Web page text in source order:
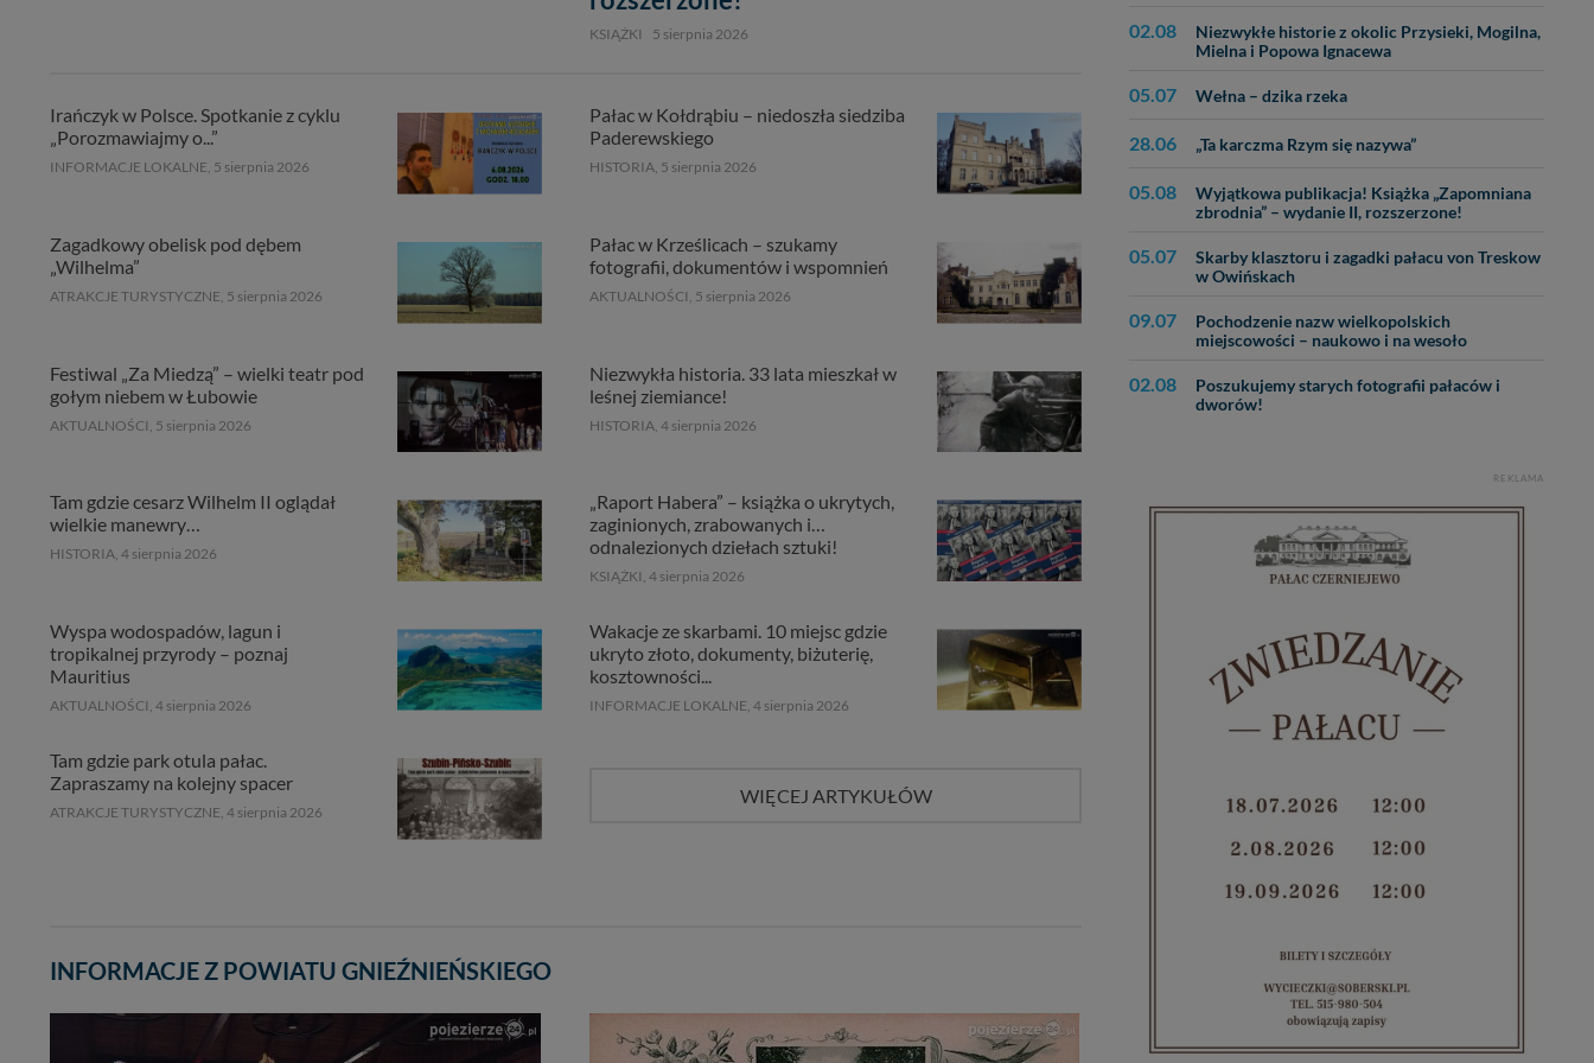
KSIĄŻKI 5 sierpnia 2026
Irańczyk w Polsce. Spotkanie z cyklu
„Porozmawiajmy o...”
INFORMACJE LOKALNE, 5 sierpnia 2026
Pałac w Kołdrąbiu – niedoszła siedziba
Paderewskiego
HISTORIA, 5 sierpnia 2026
Zagadkowy obelisk pod dębem
„Wilhelma”
ATRAKCJE TURYSTYCZNE, 5 sierpnia 2026
Pałac w Krześlicach – szukamy
fotografii, dokumentów i wspomnień
AKTUALNOŚCI, 5 sierpnia 2026
Festiwal „Za Miedzą” – wielki teatr pod
gołym niebem w Łubowie
AKTUALNOŚCI, 5 sierpnia 2026
Niezwykła historia. 33 lata mieszkał w
leśnej ziemiance!
HISTORIA, 4 sierpnia 2026
Tam gdzie cesarz Wilhelm II oglądał
wielkie manewry…
HISTORIA, 4 sierpnia 2026
„Raport Habera” – książka o ukrytych,
zaginionych, zrabowanych i…
odnalezionych dziełach sztuki!
KSIĄŻKI, 4 sierpnia 2026
Wyspa wodospadów, lagun i
tropikalnej przyrody – poznaj
Mauritius
AKTUALNOŚCI, 4 sierpnia 2026
Wakacje ze skarbami. 10 miejsc gdzie
ukryto złoto, dokumenty, biżuterię,
kosztowności...
INFORMACJE LOKALNE, 4 sierpnia 2026
Tam gdzie park otula pałac.
Zapraszamy na kolejny spacer
ATRAKCJE TURYSTYCZNE, 4 sierpnia 2026
WIĘCEJ ARTYKUŁÓW
INFORMACJE Z POWIATU GNIEŹNIEŃSKIEGO
02.08
Niezwykłe historie z okolic Przysieki, Mogilna,
Mielna i Popowa Ignacewa
05.07 Wełna – dzika rzeka
28.06 „Ta karczma Rzym się nazywa”
05.08
Wyjątkowa publikacja! Książka „Zapomniana
zbrodnia” – wydanie II, rozszerzone!
05.07
Skarby klasztoru i zagadki pałacu von Treskow
w Owińskach
09.07
Pochodzenie nazw wielkopolskich
miejscowości – naukowo i na wesoło
02.08
Poszukujemy starych fotografii pałaców i
dworów!
REKLAMA
informacji zawartych w plikach cookies. Twoja przeglądarka umożliwia Ci skasowanie tych plików - w pewnych
przypadkach nie możemy tego zrobić za Ciebie.
Pojezierze Gnieźnieńskie - odkrywaj i wypoczywaj... Pojezierze Gnieźnieńskie - na weekend, wycieczkę, wakacje...